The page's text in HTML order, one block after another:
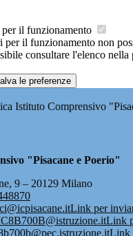
il funzionamento
per il funzionamento non
consultare l'elenco nella
le preferenze
Istituto Comprensivo
"Pisacane e Poerio"
9 – 20129 Milano
Link per
Link
Link